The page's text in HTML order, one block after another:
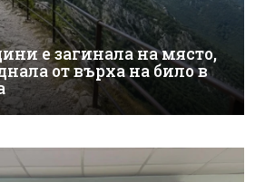
е загинала на място,
от върха на било в